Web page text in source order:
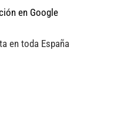
en Google
en toda España